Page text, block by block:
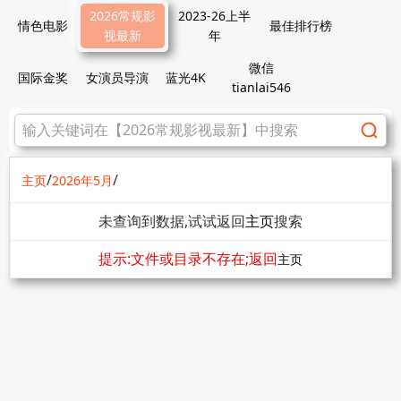
情色电影
2026常规影
视最新
2023-26上半
年
最佳排行榜
国际金奖 女演员导演 蓝光4K
微信
tianlai546
主页/2026年5月/
未查询到数据,试试返回主页搜索
提示:文件或目录不存在;返回主页